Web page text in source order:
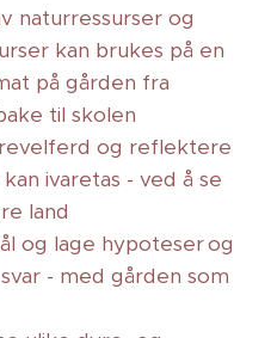
naturressurser og
kan brukes på en
på gården fra
til skolen
og reflektere
ivaretas - ved å se
land
og lage hypoteser og
- med gården som